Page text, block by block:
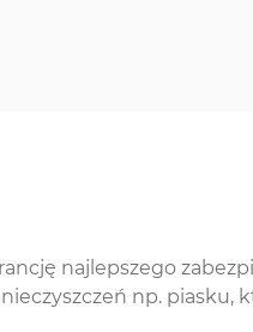
najlepszego
np. piasku,